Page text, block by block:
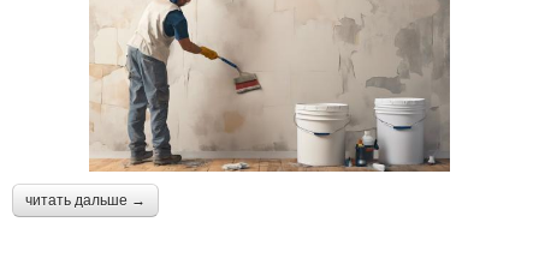
читать дальше →